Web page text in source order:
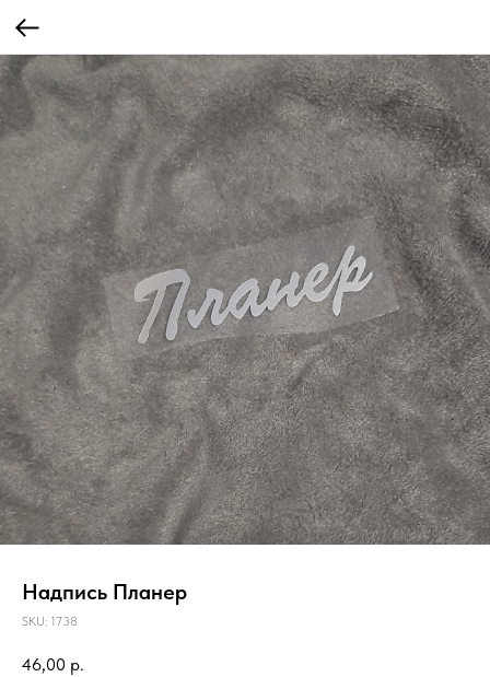
Надпись Планер
SKU: 1738
46,00 р.